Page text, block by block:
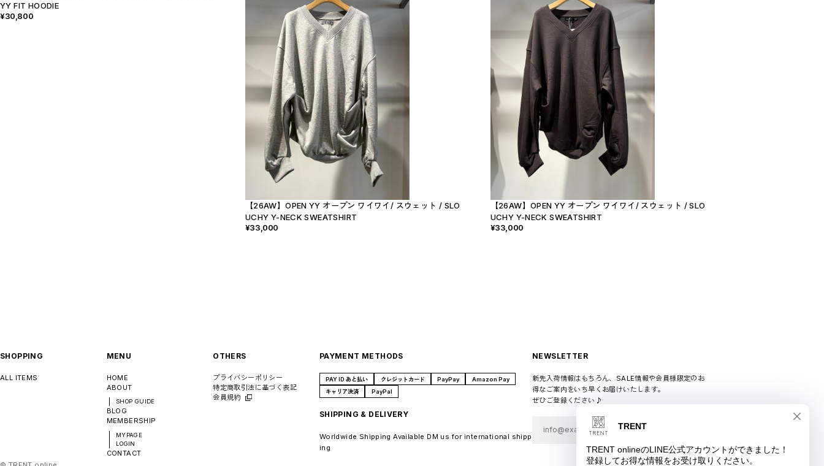
YY FIT HOODIE
¥30,800
【26AW】OPEN YY オープン ワイワイ/ スウェット / SLO
UCHY Y-NECK SWEATSHIRT
¥33,000
【26AW】OPEN YY オープン ワイワイ/ スウェット / SLO
UCHY Y-NECK SWEATSHIRT
¥33,000
SHOPPING
ALL ITEMS
MENU
HOME
ABOUT
SHOP GUIDE
BLOG
MEMBERSHIP
MYPAGE
LOGIN
CONTACT
OTHERS
プライバシーポリシー
特定商取引法に基づく表記
会員規約
PAYMENT METHODS
PAY ID あと払い クレジットカード PayPay
Amazon Pay
キャリア決済
PayPal
SHIPPING & DELIVERY
Worldwide Shipping Available DM us for international shipp
ing
NEWSLETTER
新先入荷情報はもちろん、SALE情報や会員様限定のお
得なご案内をいち早くお届けいたします。
ぜひご登録ください♪